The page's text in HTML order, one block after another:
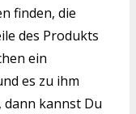
finden, die
des Produkts
ein
es zu ihm
dann kannst Du